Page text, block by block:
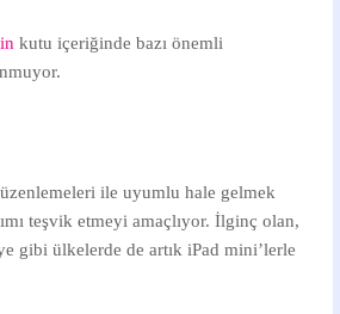
kutu içeriğinde bazı önemli
ile uyumlu hale gelmek
teşvik etmeyi amaçlıyor. İlginç olan,
gibi ülkelerde de artık iPad mini’lerle